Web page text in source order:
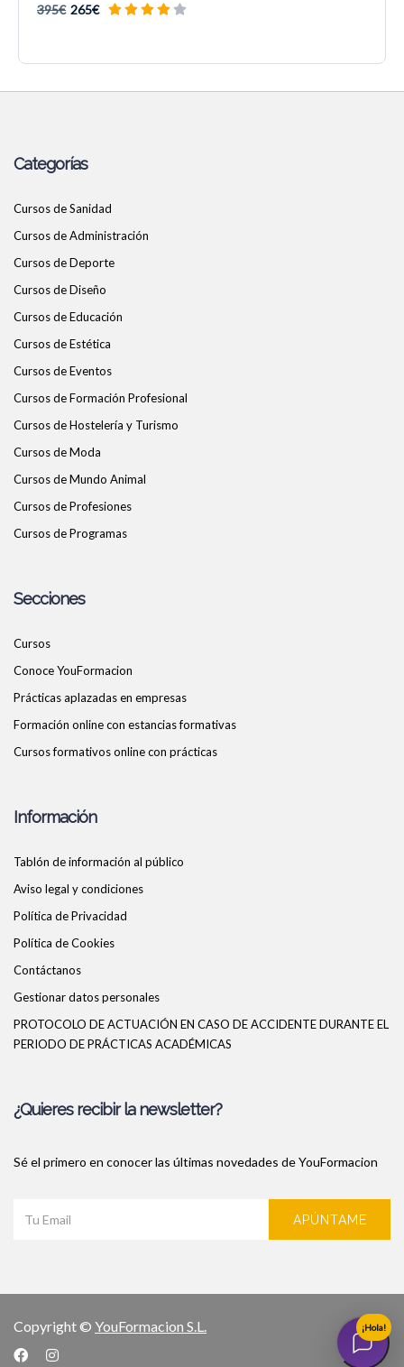
395€ 265€
Categorías
Cursos de Sanidad
Cursos de Administración
Cursos de Deporte
Cursos de Diseño
Cursos de Educación
Cursos de Estética
Cursos de Eventos
Cursos de Formación Profesional
Cursos de Hostelería y Turismo
Cursos de Moda
Cursos de Mundo Animal
Cursos de Profesiones
Cursos de Programas
Secciones
Cursos
Conoce YouFormacion
Prácticas aplazadas en empresas
Formación online con estancias formativas
Cursos formativos online con prácticas
Información
Tablón de información al público
Aviso legal y condiciones
Política de Privacidad
Política de Cookies
Contáctanos
Gestionar datos personales
PROTOCOLO DE ACTUACIÓN EN CASO DE ACCIDENTE DURANTE EL
PERIODO DE PRÁCTICAS ACADÉMICAS
¿Quieres recibir la newsletter?
Sé el primero en conocer las últimas novedades de YouFormacion
APÚNTAME
Copyright © YouFormacion S.L. ¡Hola!